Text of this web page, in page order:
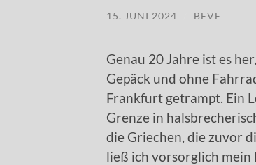
15. JUNI 2024 BEVE
Genau 20 Jahre ist es
Gepäck und ohne
Frankfurt getrampt. Ein
Grenze in
die Griechen, die zuvor
ließ ich vorsorglich